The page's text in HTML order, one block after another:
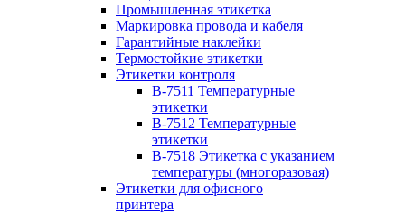
Промышленная этикетка
Маркировка провода и кабеля
Гарантийные наклейки
Термостойкие этикетки
Этикетки контроля
B-7511 Температурные
этикетки
B-7512 Температурные
этикетки
B-7518 Этикетка с указанием
температуры (многоразовая)
Этикетки для офисного
принтера